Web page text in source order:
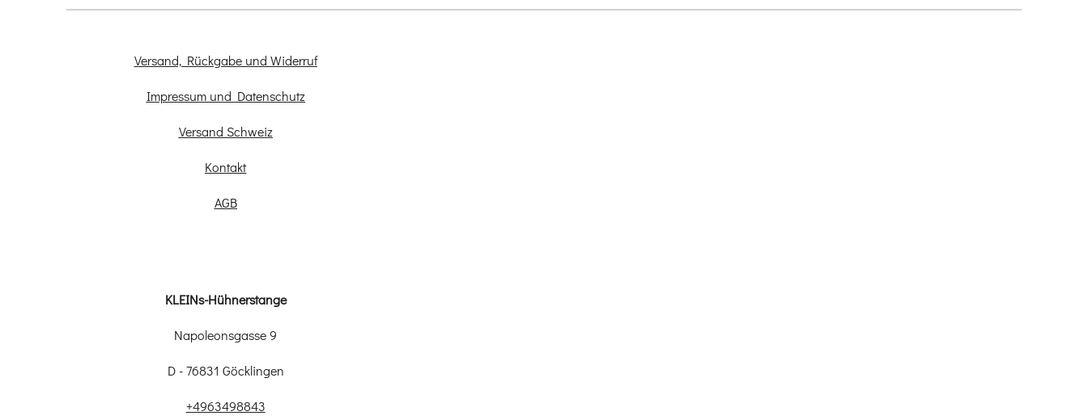
Versand, Rückgabe und Widerruf
Impressum und Datenschutz
Versand Schweiz
Kontakt
AGB
KLEINs-Hühnerstange
Napoleonsgasse 9
D - 76831 Göcklingen
+4963498843